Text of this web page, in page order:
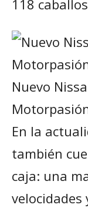
118
Nuevo
En la
también
caja: una
velocidades